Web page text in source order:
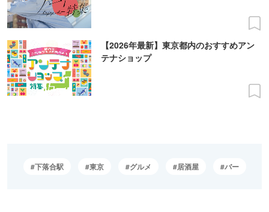
【2026年最新】東京都内のおすすめアン
テナショップ
下落合駅 東京 グルメ 居酒屋 バー